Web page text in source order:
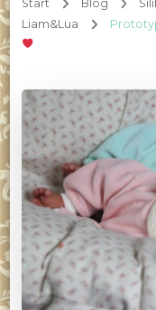
Start Blog
Liam&Lua